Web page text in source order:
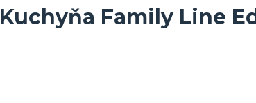
Kuchyňa Family Line